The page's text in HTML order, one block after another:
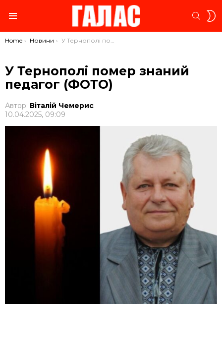
You are here:
Home Новини У Тернополі помер знаний педагог (ФОТО)
У Тернополі помер знаний
педагог (ФОТО)
Автор: Віталій Чемерис
10.04.2025, 09:09